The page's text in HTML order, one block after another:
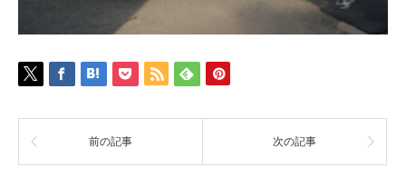
前の記事 次の記事